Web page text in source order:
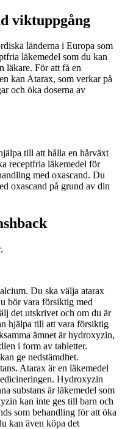
viktuppgång
länderna i Europa som
läkemedel som du kan
läkare. För att få en
kan Atarax, som verkar på
och öka doserna av
till att hålla en hårväxt
receptfria läkemedel för
med oxascand. Du
oxascand på grund av din
Du ska välja atarax
bör vara försiktig med
det utskrivet och om du är
hjälpa till att vara försiktig
ämnet är hydroxyzin,
i form av tabletter.
ge nedstämdhet.
Atarax är en läkemedel
Hydroxyzin
substans är läkemedel som
kan inte ges till barn och
som behandling för att öka
kan även köpa det